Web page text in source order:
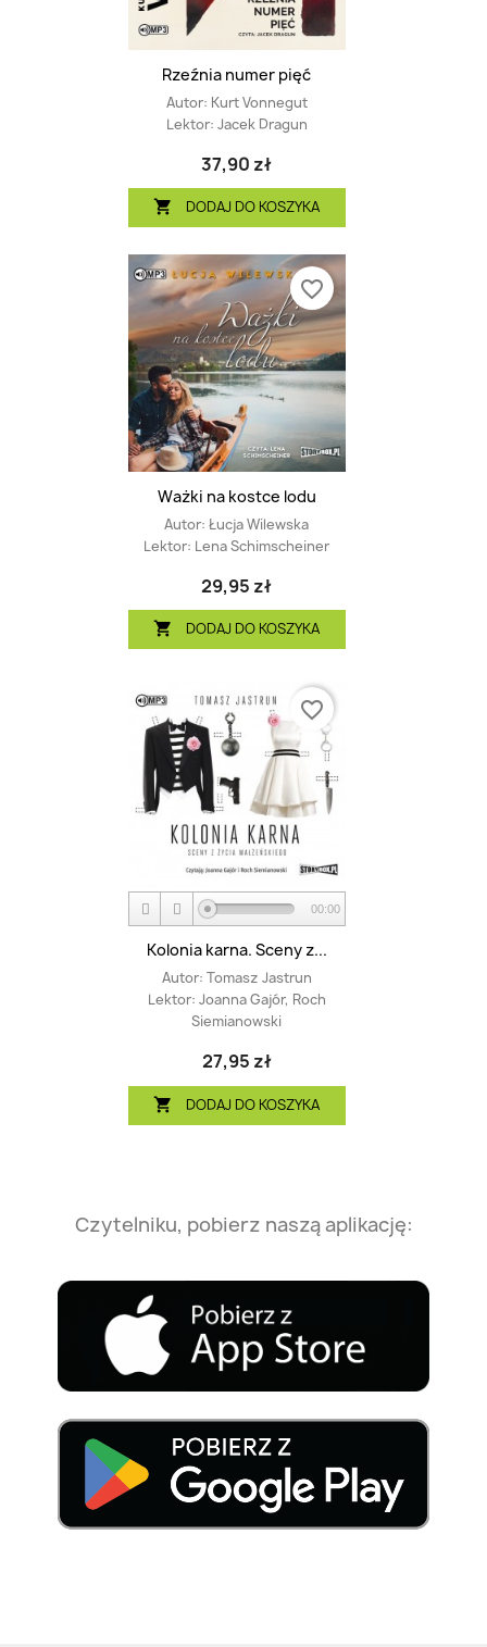
Rzeźnia numer pięć
Autor: Kurt Vonnegut
Lektor: Jacek Dragun
37,90 zł
 DODAJ DO KOSZYKA
Ważki na kostce lodu
Autor: Łucja Wilewska
Lektor: Lena Schimscheiner
29,95 zł
 DODAJ DO KOSZYKA
favorite_border
00:00
Kolonia karna. Sceny z...
Autor: Tomasz Jastrun
Lektor: Joanna Gajór, Roch
Siemianowski
27,95 zł
 DODAJ DO KOSZYKA
favorite_border
Czytelniku, pobierz naszą aplikację: